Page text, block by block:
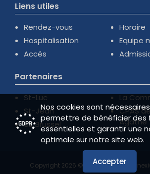
Nos cookies sont
permettre de bénéficier des
essentielles et garantir une
optimale sur notre site web.
Accepter
Liens utiles
Rendez-vous
Hospitalisation
Accés
Horaire
Equipe
Partenaires
St-Luc
St-Jean
UZ Brussel
La
CPAS
Agathe
Copyright 2026 © valisana.be|